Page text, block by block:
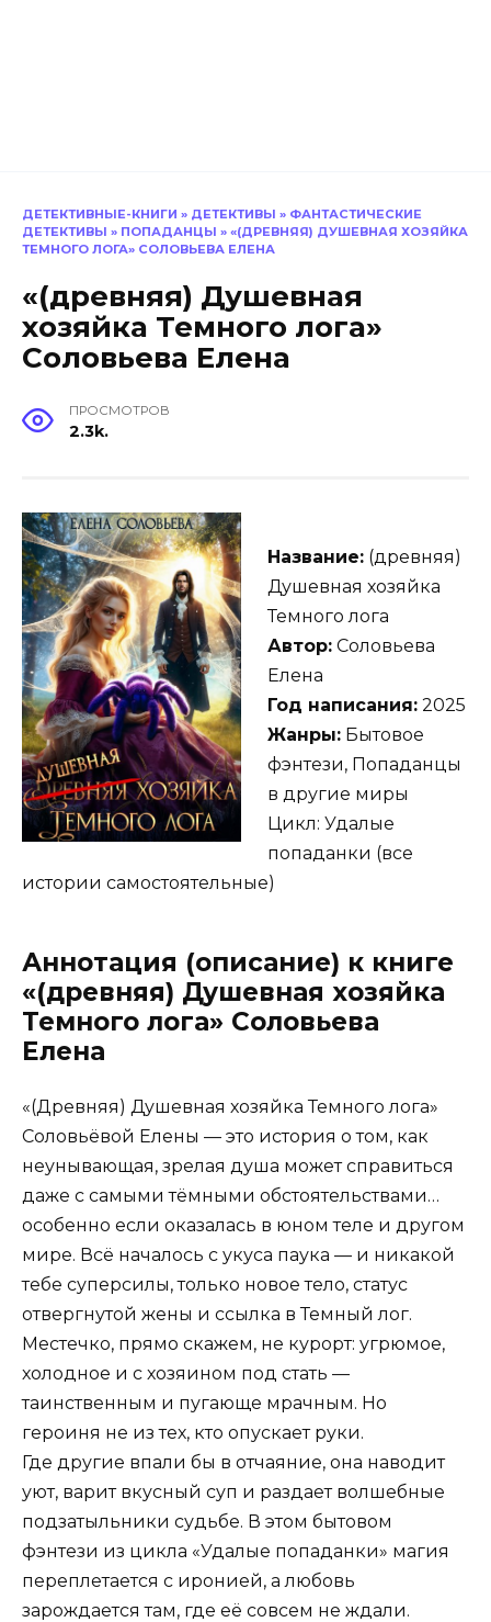
ДЕТЕКТИВНЫЕ-КНИГИ » ДЕТЕКТИВЫ » ФАНТАСТИЧЕСКИЕ
ДЕТЕКТИВЫ » ПОПАДАНЦЫ » «(ДРЕВНЯЯ) ДУШЕВНАЯ ХОЗЯЙКА
ТЕМНОГО ЛОГА» СОЛОВЬЕВА ЕЛЕНА
«(древняя) Душевная
хозяйка Темного лога»
Соловьева Елена
ПРОСМОТРОВ
2.3k.
Название: (древняя)
Душевная хозяйка
Темного лога
Автор: Соловьева
Елена
Год написания: 2025
Жанры: Бытовое
фэнтези, Попаданцы
в другие миры
Цикл: Удалые
попаданки (все
истории самостоятельные)
Аннотация (описание) к книге
«(древняя) Душевная хозяйка
Темного лога» Соловьева
Елена
«(Древняя) Душевная хозяйка Темного лога»
Соловьёвой Елены — это история о том, как
неунывающая, зрелая душа может справиться
даже с самыми тёмными обстоятельствами…
особенно если оказалась в юном теле и другом
мире. Всё началось с укуса паука — и никакой
тебе суперсилы, только новое тело, статус
отвергнутой жены и ссылка в Темный лог.
Местечко, прямо скажем, не курорт: угрюмое,
холодное и с хозяином под стать —
таинственным и пугающе мрачным. Но
героиня не из тех, кто опускает руки.
Где другие впали бы в отчаяние, она наводит
уют, варит вкусный суп и раздает волшебные
подзатыльники судьбе. В этом бытовом
фэнтези из цикла «Удалые попаданки» магия
переплетается с иронией, а любовь
зарождается там, где её совсем не ждали.